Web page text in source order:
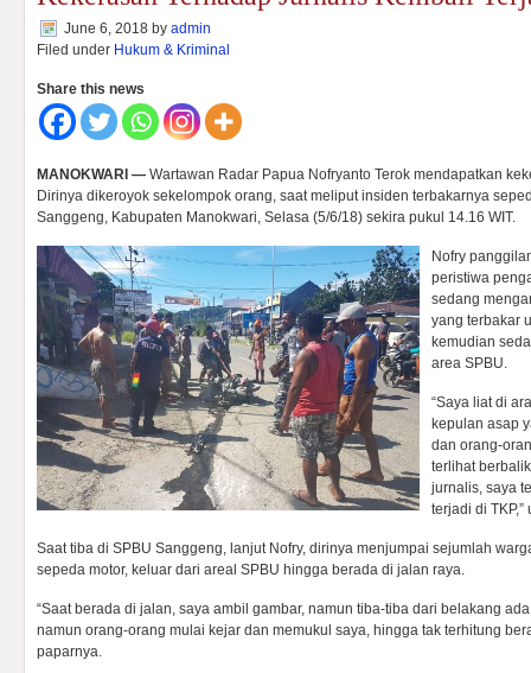
June 6, 2018 by admin
Filed under Hukum & Kriminal
Share this news
MANOKWARI — Wartawan Radar Papua Nofryanto Terok mendapatkan
Dirinya dikeroyok sekelompok orang, saat meliput insiden terbakarnya
Sanggeng, Kabupaten Manokwari, Selasa (5/6/18) sekira pukul 14.16 WIT.
Nofry
peristiwa
sedang
yang terbakar
kemudian
area SPBU.
“Saya liat di
kepulan asap
dan orang-
terlihat
jurnalis, saya
terjadi di TKP,”
Saat tiba di SPBU Sanggeng, lanjut Nofry, dirinya menjumpai sejumlah
sepeda motor, keluar dari areal SPBU hingga berada di jalan raya.
“Saat berada di jalan, saya ambil gambar, namun tiba-tiba dari belakang
namun orang-orang mulai kejar dan memukul saya, hingga tak terhitung
paparnya.